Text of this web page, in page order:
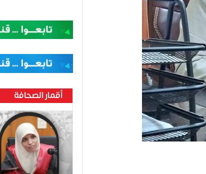
أقمار الصحافة
حنين
بارود..صحفية
حملت
الكاميرا
وهموم
عائلتها